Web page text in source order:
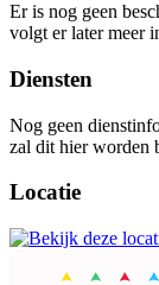
Er is nog geen
volgt er later meer
Diensten
Nog geen
zal dit hier worden
Locatie